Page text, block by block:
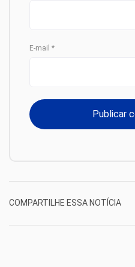
E-mail *
COMPARTILHE ESSA NOTÍCIA